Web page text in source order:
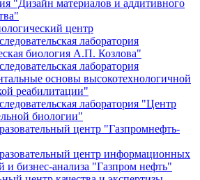
"Дизайн материалов и аддитивного
центр
лаборатория
биология А.П. Козлова"
лаборатория
основы высокотехнологичной
реабилитации"
лаборатория "Центр
биологии"
центр "Газпромнефть-
центр информационных
и бизнес-анализа "Газпром нефть"